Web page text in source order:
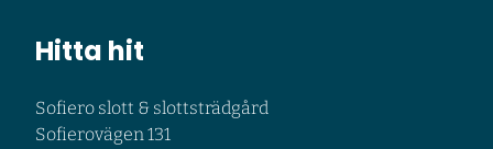
Hitta hit
Sofiero slott & slottsträdgård
Sofierovägen 131